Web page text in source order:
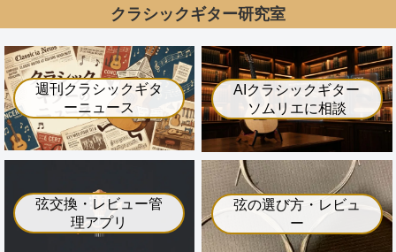
クラシックギター研究室
週刊クラシックギタ
ーニュース
AIクラシックギター
ソムリエに相談
弦交換・レビュー管
理アプリ
弦の選び方・レビュ
ー